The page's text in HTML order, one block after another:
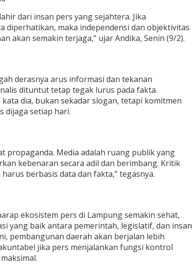
dari insan pers yang sejahtera. Jika
diperhatikan, maka independensi dan objektivitas
akan semakin terjaga,” ujar Andika, Senin (9/2).
derasnya arus informasi dan tekanan
dituntut tetap tegak lurus pada fakta.
dia, bukan sekadar slogan, tetapi komitmen
dijaga setiap hari.
propaganda. Media adalah ruang publik yang
kebenaran secara adil dan berimbang. Kritik
berbasis data dan fakta,” tegasnya.
ekosistem pers di Lampung semakin sehat,
yang baik antara pemerintah, legislatif, dan insan
pembangunan daerah akan berjalan lebih
jika pers menjalankan fungsi kontrol